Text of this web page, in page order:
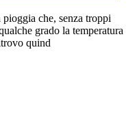
che, senza troppi
grado la temperatura
quind